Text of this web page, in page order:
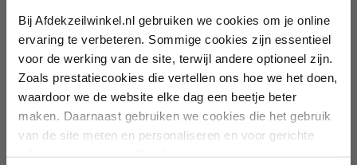
Bij Afdekzeilwinkel.nl gebruiken we cookies om je online
ervaring te verbeteren. Sommige cookies zijn essentieel
voor de werking van de site, terwijl andere optioneel zijn.
Zoals prestatiecookies die vertellen ons hoe we het doen,
waardoor we de website elke dag een beetje beter
maken. Daarnaast gebruiken we cookies die het gebruik
van de site meten en personaliseren en voor gerichte
Vul je e-mailadres in‍⁪⁪
Particulier Zakelijk
Inschrijven